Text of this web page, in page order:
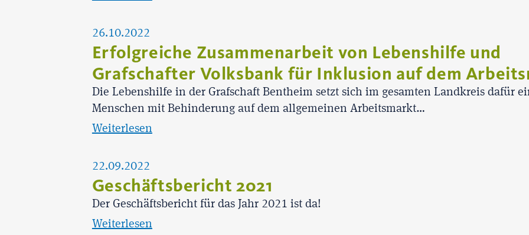
26.10.2022
Erfolgreiche Zusammenarbeit von Lebenshilfe und
Grafschafter Volksbank für Inklusion auf dem
Die Lebenshilfe in der Grafschaft Bentheim setzt sich im gesamten Landkreis dafür
Menschen mit Behinderung auf dem allgemeinen Arbeitsmarkt…
Weiterlesen
22.09.2022
Geschäftsbericht 2021
Der Geschäftsbericht für das Jahr 2021 ist da!
Weiterlesen